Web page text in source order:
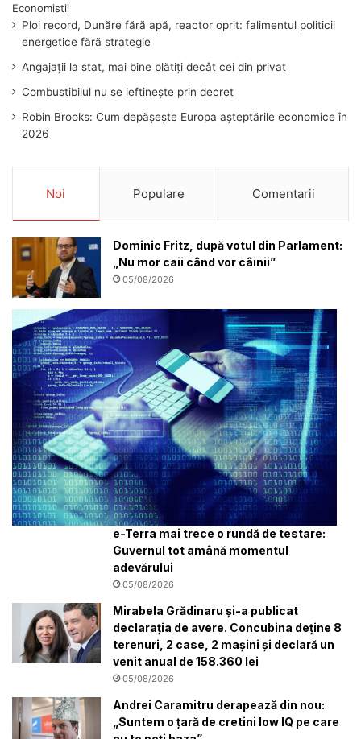
Ploi record, Dunăre fără apă, reactor oprit: falimentul politicii
energetice fără strategie
Angajații la stat, mai bine plătiți decât cei din privat
Combustibilul nu se ieftinește prin decret
Robin Brooks: Cum depășește Europa așteptările economice în
2026
Noi Populare Comentarii
Dominic Fritz, după votul din Parlament:
„Nu mor caii când vor câinii”
05/08/2026
e-Terra mai trece o rundă de testare:
Guvernul tot amână momentul
adevărului
05/08/2026
Mirabela Grădinaru și-a publicat
declarația de avere. Concubina deține 8
terenuri, 2 case, 2 mașini și declară un
venit anual de 158.360 lei
05/08/2026
Andrei Caramitru derapează din nou:
„Suntem o țară de cretini low IQ pe care